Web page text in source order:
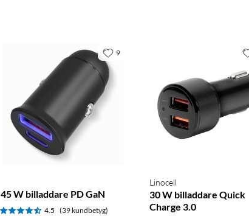
45 W billaddare PD GaN
4.5 (39 kundbetyg)
9
Linocell
30 W billaddare Quick
Charge 3.0